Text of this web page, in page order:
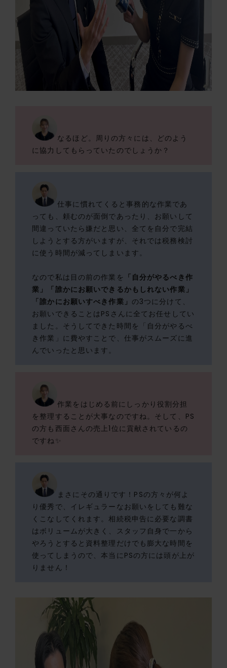
なるほど。周りの方々には、どのよう
に協力してもらっていたのでしょうか？
仕事に慣れてくると事務的な作業であ
っても、頼むのが面倒であったり、お願いして
間違っていたら嫌だと思い、全てを自分で完結
しようとする方がいますが、それでは税務検討
に使う時間が減ってしまいます。
なので私は目の前の作業を 「自分がやるべき作
業」「誰かにお願いできるかもしれない作業」
「誰かにお願いすべき作業」 の3つに分けて、
お願いできることはPSさんに全てお任せしてい
ました。そうしてできた時間を「自分がやるべ
き作業」に費やすことで、仕事がスムーズに進
んでいったと思います。
作業をはじめる前にしっかり役割分担
を整理することが大事なのですね。そして、PS
の方も西面さんの売上1位に貢献されているの
ですね✨
まさにその通りです！PSの方々が何よ
り優秀で、イレギュラーなお願いをしても難な
くこなしてくれます。相続税申告に必要な調書
はボリュームが大きく、スタッフ自身で一から
やろうとすると資料整理だけでも膨大な時間を
使ってしまうので、本当にPSの方には頭が上が
りません！